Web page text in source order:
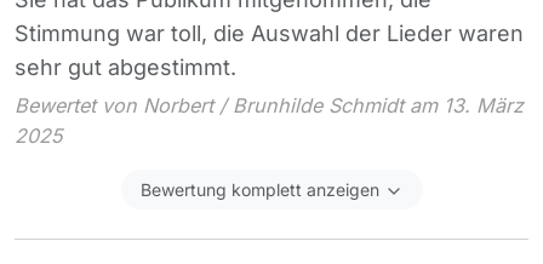
Stimmung war toll, die Auswahl der Lieder waren
sehr gut abgestimmt.
Bewertet von Norbert / Brunhilde Schmidt am 13. März
2025
Bewertung komplett anzeigen